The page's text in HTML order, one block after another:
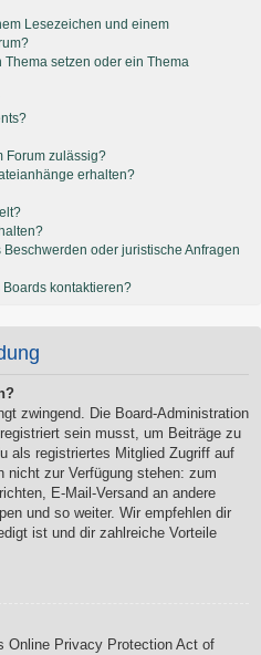
Lesezeichen und einem
setzen oder ein Thema
Forum zulässig?
erhalten?
oder juristische Anfragen
kontaktieren?
zwingend. Die Board-Administration
sein musst, um Beiträge zu
als registriertes Mitglied Zugriff auf
zur Verfügung stehen: zum
E-Mail-Versand an andere
und so weiter. Wir empfehlen dir
ist und dir zahlreiche Vorteile
Online Privacy Protection Act of